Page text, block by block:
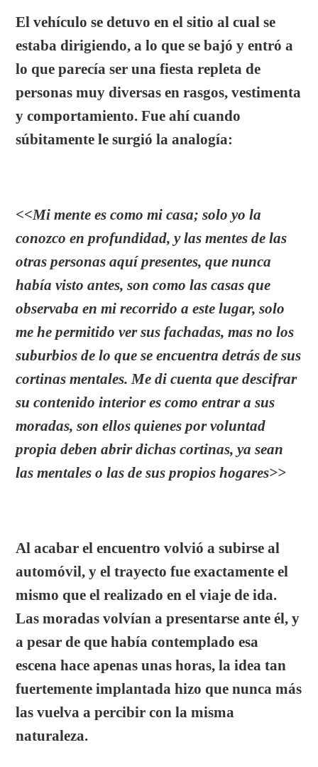
El vehículo se detuvo en el sitio al cual se
estaba dirigiendo, a lo que se bajó y entró a
lo que parecía ser una fiesta repleta de
personas muy diversas en rasgos, vestimenta
y comportamiento. Fue ahí cuando
súbitamente le surgió la analogía:
<<Mi mente es como mi casa; solo yo la
conozco en profundidad, y las mentes de las
otras personas aquí presentes, que nunca
había visto antes, son como las casas que
observaba en mi recorrido a este lugar, solo
me he permitido ver sus fachadas, mas no los
suburbios de lo que se encuentra detrás de sus
cortinas mentales. Me di cuenta que descifrar
su contenido interior es como entrar a sus
moradas, son ellos quienes por voluntad
propia deben abrir dichas cortinas, ya sean
las mentales o las de sus propios hogares>>
Al acabar el encuentro volvió a subirse al
automóvil, y el trayecto fue exactamente el
mismo que el realizado en el viaje de ida.
Las moradas volvían a presentarse ante él, y
a pesar de que había contemplado esa
escena hace apenas unas horas, la idea tan
fuertemente implantada hizo que nunca más
las vuelva a percibir con la misma
naturaleza.